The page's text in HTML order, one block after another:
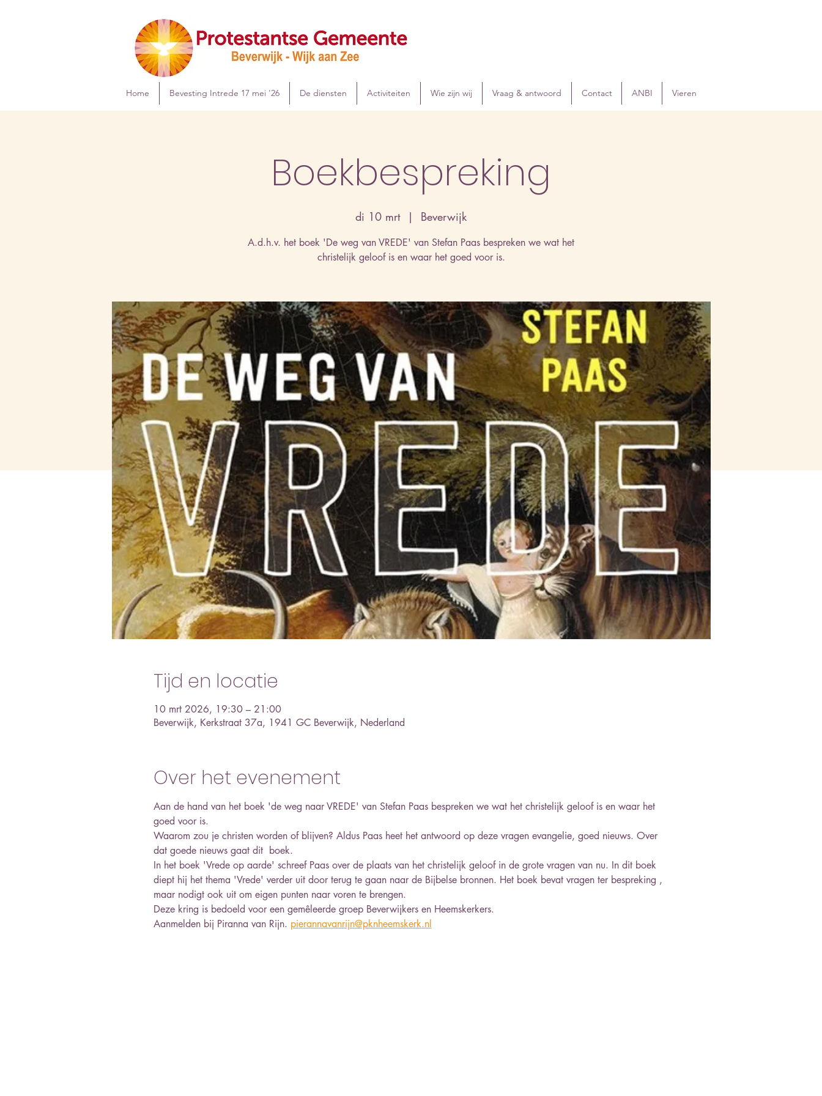
Home Bevesting Intrede 17 mei '26 De diensten Activiteiten Wie zijn wij Vraag & antwoord Contact ANBI Vieren
Boekbespreking
di 10 mrt
  |
Beverwijk
A.d.h.v. het boek 'De weg van VREDE' van Stefan Paas bespreken we wat het
christelijk geloof is en waar het goed voor is.
Tijd en locatie
10 mrt 2026, 19:30 – 21:00
Beverwijk, Kerkstraat 37a, 1941 GC Beverwijk, Nederland
Over het evenement
Aan de hand van het boek 'de weg naar VREDE' van Stefan Paas bespreken we wat het christelijk geloof is en waar het
goed voor is.
Waarom zou je christen worden of blijven? Aldus Paas heet het antwoord op deze vragen evangelie, goed nieuws. Over
dat goede nieuws gaat dit  boek.
In het boek 'Vrede op aarde' schreef Paas over de plaats van het christelijk geloof in de grote vragen van nu. In dit boek
diept hij het thema 'Vrede' verder uit door terug te gaan naar de Bijbelse bronnen. Het boek bevat vragen ter bespreking ,
maar nodigt ook uit om eigen punten naar voren te brengen.
Deze kring is bedoeld voor een gemêleerde groep Beverwijkers en Heemskerkers.
Aanmelden bij Piranna van Rijn. pierannavanrijn@pknheemskerk.nl